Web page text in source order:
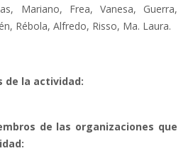
Mariano, Frea, Vanesa, Guerra,
Rébola, Alfredo, Risso, Ma. Laura.
de la actividad:
de las organizaciones que